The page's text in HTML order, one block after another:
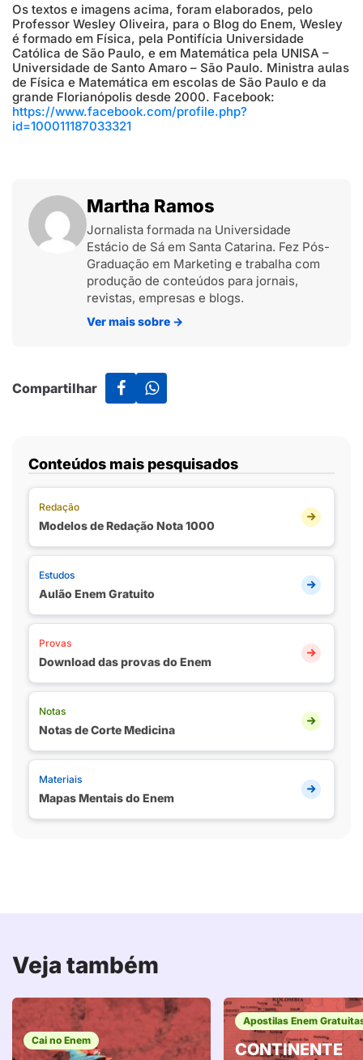
Os textos e imagens acima, foram elaborados, pelo
Professor Wesley Oliveira, para o Blog do Enem, Wesley
é formado em Física, pela Pontifícia Universidade
Católica de São Paulo, e em Matemática pela UNISA –
Universidade de Santo Amaro – São Paulo. Ministra aulas
de Física e Matemática em escolas de São Paulo e da
grande Florianópolis desde 2000. Facebook:
https://www.facebook.com/profile.php?
id=100011187033321
Martha Ramos
Jornalista formada na Universidade
Estácio de Sá em Santa Catarina. Fez Pós-
Graduação em Marketing e trabalha com
produção de conteúdos para jornais,
revistas, empresas e blogs.
Ver mais sobre →
Compartilhar
Conteúdos mais pesquisados
Redação
Modelos de Redação Nota 1000
Estudos
Aulão Enem Gratuito
Provas
Download das provas do Enem
Notas
Notas de Corte Medicina
Materiais
Mapas Mentais do Enem
Veja também
Cai no Enem
Apostilas Enem
CONTINENTE